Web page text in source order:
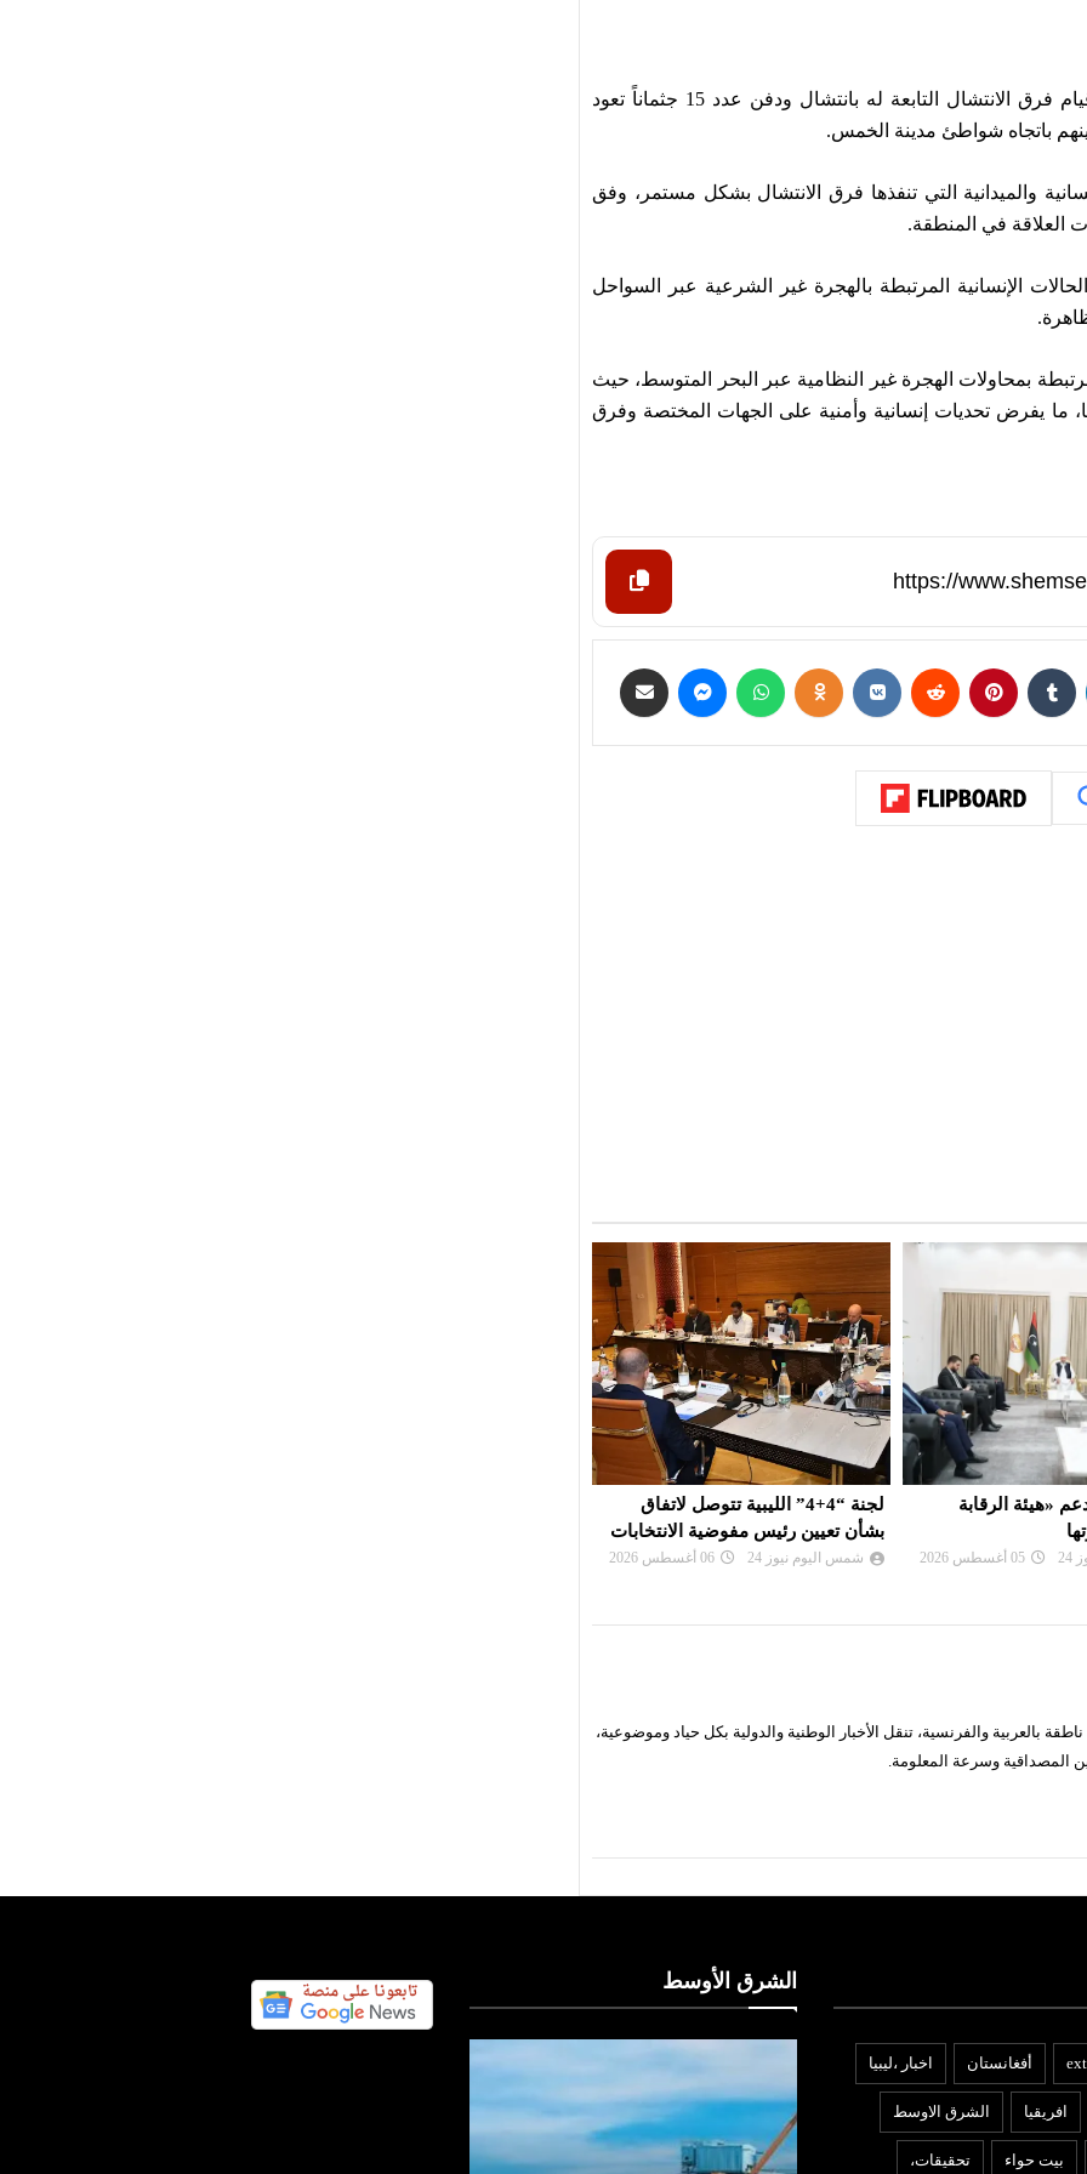
اعلن مركز طب الطوارئ والدعم – مكتب الخمس، قيام فرق الانتشال التابعة له بانتشال ودفن عدد 15 جثماناً تعود
باتجاه شواطئ مدينة الخمس.
والميدانية التي تنفذها فرق الانتشال بشكل مستمر، وفق
العلاقة في المنطقة.
الإنسانية المرتبطة بالهجرة غير الشرعية عبر السواحل
بمحاولات الهجرة غير النظامية عبر البحر المتوسط، حيث
ما يفرض تحديات إنسانية وأمنية على الجهات المختصة وفرق
الليبية تتوصل لاتفاق
مفوضية الانتخابات
06 أغسطس 2026
بعد تعذيب مواطن : النيابة تأمر بحبس
مسؤول أمني وتلاحق آخرين
شمس اليوم نيوز 24 06 أغسطس 2026
بالعربية والفرنسية، تنقل الأخبار الوطنية والدولية بكل حياد وموضوعية،
المصداقية وسرعة المعلومة.
أفغانستان اخبار ،ليبيا
افريقيا الشرق الاوسط
بيت حواء تحقيقات،
الشرق الأوسط